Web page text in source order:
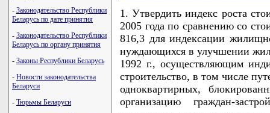
- Законодательство Республики
Беларусь по дате принятия
- Законодательство Республики
Беларусь по органу принятия
- Законы Республики Беларусь
- Новости законодательства
Беларуси
- Тюрьмы Беларуси
1. Утвердить индекс роста
2005 года по сравнению со
816,3 для индексации
нуждающихся в улучшении
1992 г., осуществляющим
строительство, в том числе
одноквартирных,
организацию граждан-